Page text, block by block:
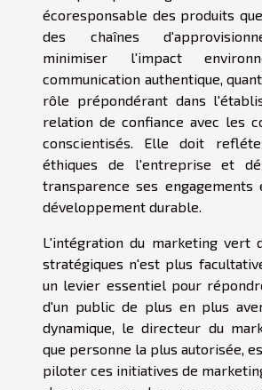
écoresponsable des produits
des chaînes
minimiser l'impact
communication authentique,
rôle prépondérant dans
relation de confiance avec les
conscientisés. Elle doit
éthiques de l'entreprise et
transparence ses engagements
développement durable.
L'intégration du marketing vert
stratégiques n'est plus
un levier essentiel pour
d'un public de plus en plus
dynamique, le directeur du
que personne la plus autorisée,
piloter ces initiatives de